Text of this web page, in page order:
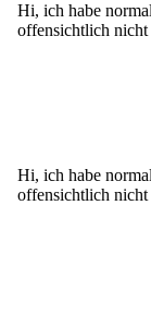
Hi, ich habe
offensichtlich nicht
Hi, ich habe
offensichtlich nicht